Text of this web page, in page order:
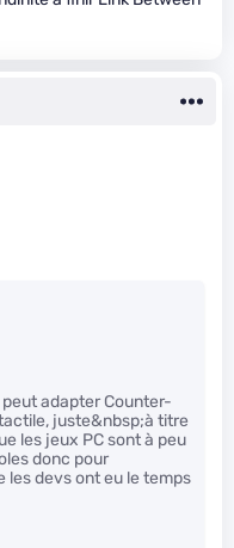
adapter Counter-
juste&nbsp;à titre
les jeux PC sont à peu
donc pour
les devs ont eu le temps